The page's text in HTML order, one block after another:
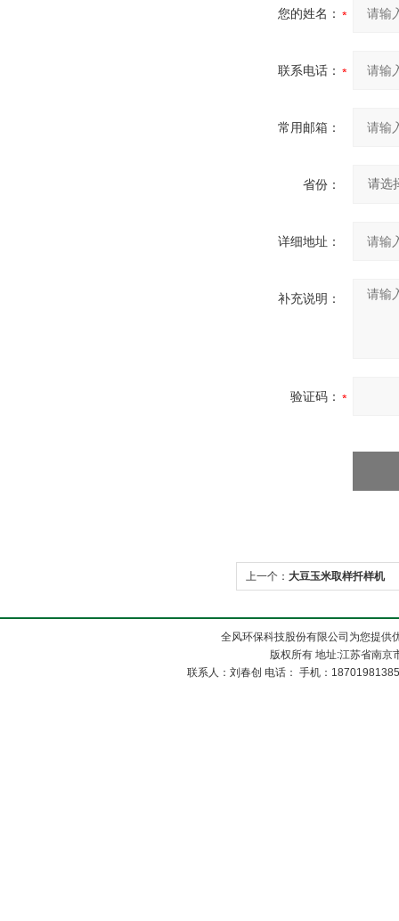
您的姓名：
联系电话：
常用邮箱：
省份：
详细地址：
补充说明：
验证码：
上一个： 大豆玉米取样扦样机
全风环保科技股份有限公司为您提供
版权所有 地址:江苏省南
联系人：刘春创 电话： 手机：